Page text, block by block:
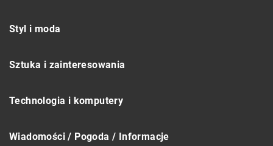
Styl i moda
Sztuka i zainteresowania
Technologia i komputery
Wiadomości / Pogoda / Informacje